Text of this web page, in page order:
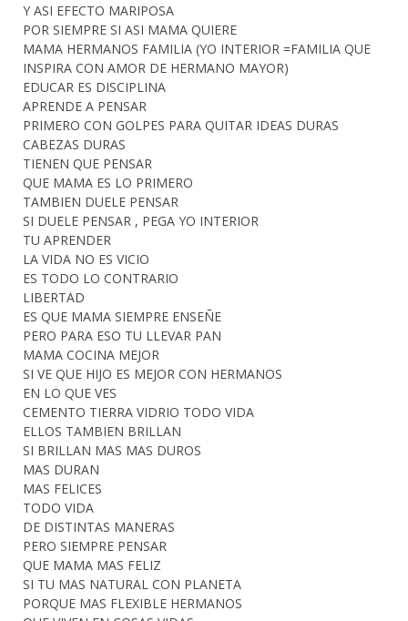
Y ASI EFECTO MARIPOSA
POR SIEMPRE SI ASI MAMA QUIERE
MAMA HERMANOS FAMILIA (YO INTERIOR =FAMILIA QUE
INSPIRA CON AMOR DE HERMANO MAYOR)
EDUCAR ES DISCIPLINA
APRENDE A PENSAR
PRIMERO CON GOLPES PARA QUITAR IDEAS DURAS
CABEZAS DURAS
TIENEN QUE PENSAR
QUE MAMA ES LO PRIMERO
TAMBIEN DUELE PENSAR
SI DUELE PENSAR , PEGA YO INTERIOR
TU APRENDER
LA VIDA NO ES VICIO
ES TODO LO CONTRARIO
LIBERTAD
ES QUE MAMA SIEMPRE ENSEÑE
PERO PARA ESO TU LLEVAR PAN
MAMA COCINA MEJOR
SI VE QUE HIJO ES MEJOR CON HERMANOS
EN LO QUE VES
CEMENTO TIERRA VIDRIO TODO VIDA
ELLOS TAMBIEN BRILLAN
SI BRILLAN MAS MAS DUROS
MAS DURAN
MAS FELICES
TODO VIDA
DE DISTINTAS MANERAS
PERO SIEMPRE PENSAR
QUE MAMA MAS FELIZ
SI TU MAS NATURAL CON PLANETA
PORQUE MAS FLEXIBLE HERMANOS